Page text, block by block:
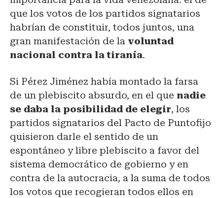
que los votos de los partidos signatarios
habrían de constituir, todos juntos, una
gran manifestación de la voluntad
nacional contra la tiranía.
Si Pérez Jiménez había montado la farsa
de un plebiscito absurdo, en el que nadie
se daba la posibilidad de elegir, los
partidos signatarios del Pacto de Puntofijo
quisieron darle el sentido de un
espontáneo y libre plebiscito a favor del
sistema democrático de gobierno y en
contra de la autocracia, a la suma de todos
los votos que recogieran todos ellos en